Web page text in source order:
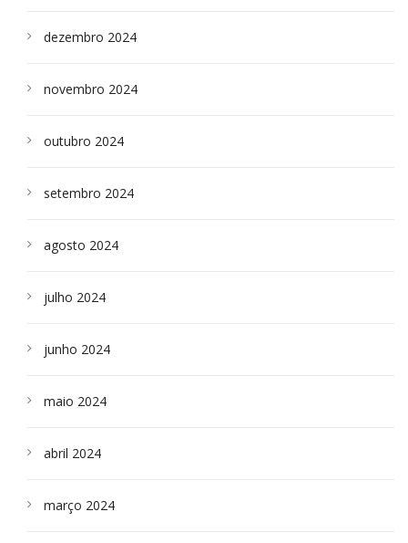
dezembro 2024
novembro 2024
outubro 2024
setembro 2024
agosto 2024
julho 2024
junho 2024
maio 2024
abril 2024
março 2024